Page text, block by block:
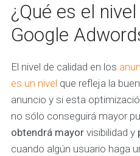
¿Qué es el
Google
El nivel de calidad en los
es un nivel que refleja la
anuncio y si esta
no sólo conseguirá mayor
obtendrá mayorvisibilidad y
cuando algún usuario haga